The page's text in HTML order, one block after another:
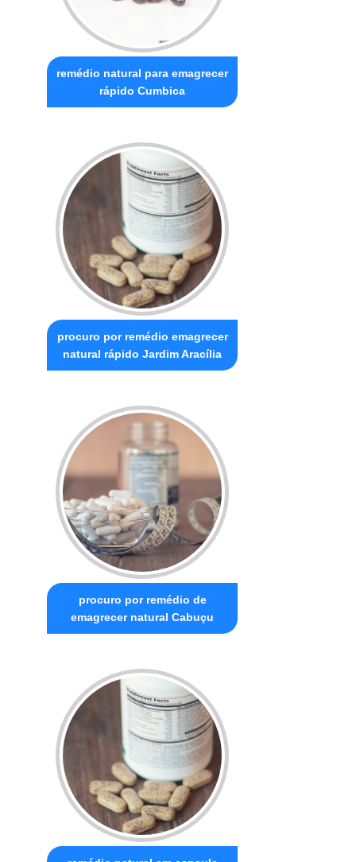
remédio natural para emagrecer
rápido Cumbica
procuro por remédio emagrecer
natural rápido Jardim Aracília
procuro por remédio de
emagrecer natural Cabuçu